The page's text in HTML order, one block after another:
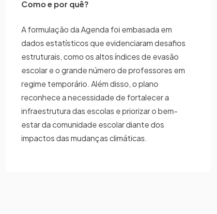
Como e por quê?
A formulação da Agenda foi embasada em
dados estatísticos que evidenciaram desafios
estruturais, como os altos índices de evasão
escolar e o grande número de professores em
regime temporário. Além disso, o plano
reconhece a necessidade de fortalecer a
infraestrutura das escolas e priorizar o bem-
estar da comunidade escolar diante dos
impactos das mudanças climáticas.